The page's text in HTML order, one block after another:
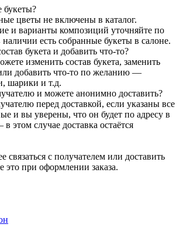
букеты?
цветы не включены в каталог.
и варианты композиций уточняйте по
наличии есть собранные букеты в салоне.
букета и добавить что-то?
изменить состав букета, заменить
добавить что-то по желанию —
шарики и т.д.
и можете анонимно доставить?
перед доставкой, если указаны все
и вы уверены, что он будет по адресу в
этом случае доставка остаётся
связаться с получателем или доставить
это при оформлении заказа.